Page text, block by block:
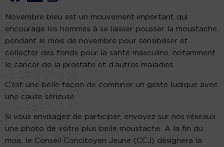
Novembre bleu est un mouvement important qui
encourage les hommes à se laisser pousser la moustache
pendant le mois de novembre pour sensibiliser et
collecter des fonds pour la santé masculine, notamment
le cancer de la prostate et d’autres maladies.
C’est une belle façon de combiner un geste ludique avec
une cause sérieuse.
Si vous envisagez de participer, envoyez sur nos réseaux
une photo de votre plus belle moustache. A la fin du
mois, le Conseil Concitoyen Jeune (CCJ) désignera la